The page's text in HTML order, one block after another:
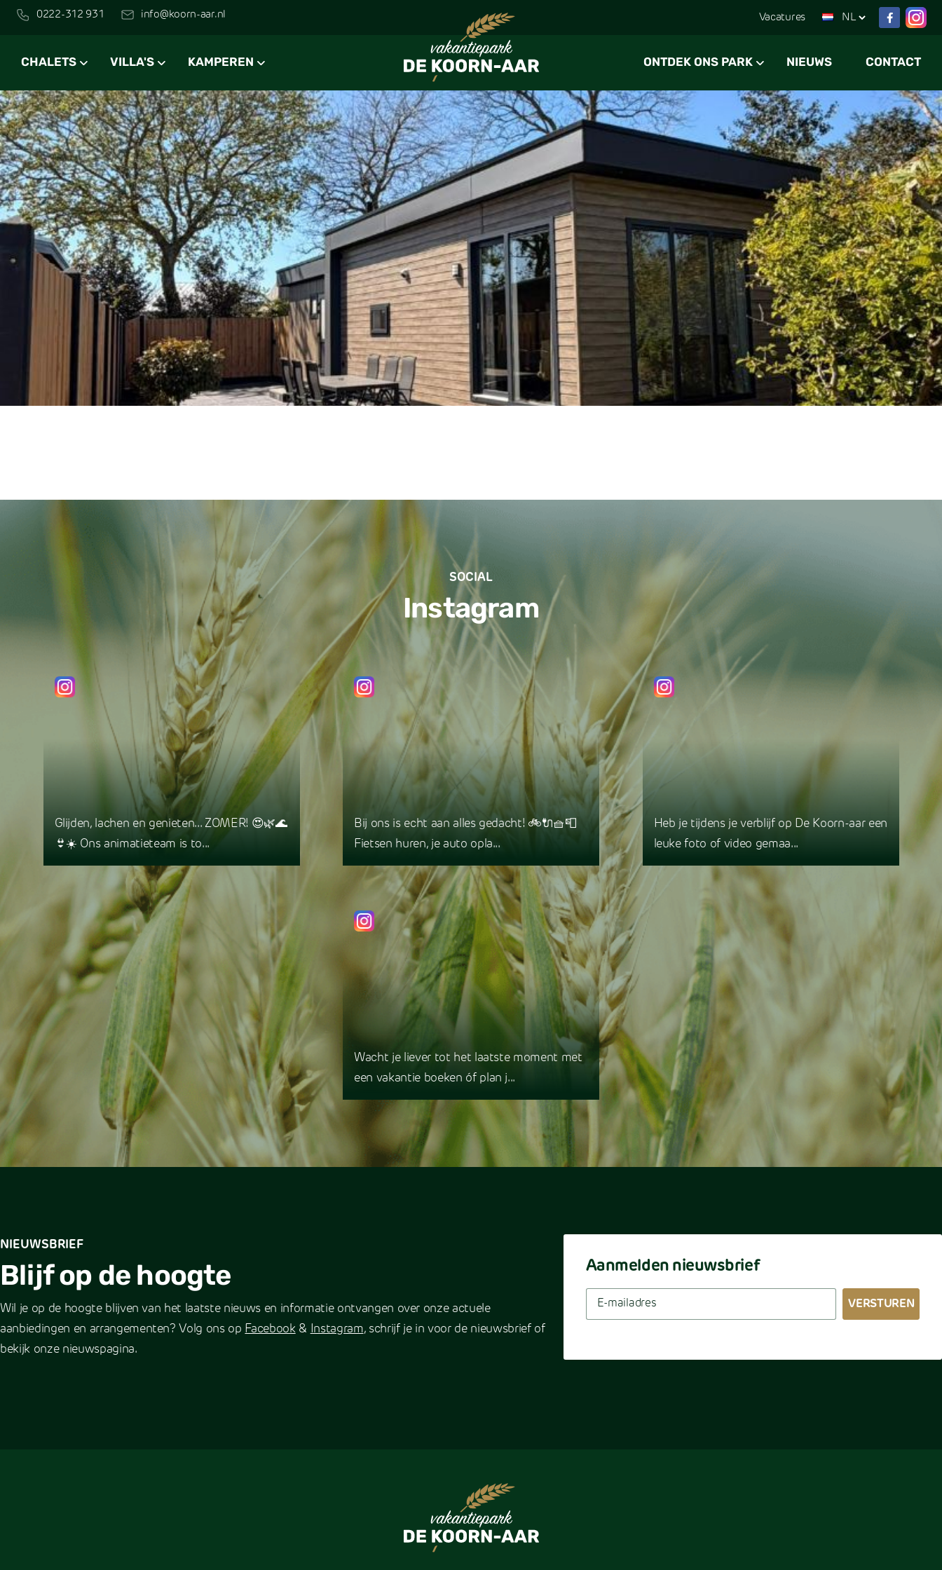
0222-312 931 info@koorn-aar.nl Vacatures
CHALETS VILLA'S KAMPEREN ONTDEK ONS PARK NIEUWS CONTACT
SOCIAL
Instagram
Glijden, lachen en genieten... ZOMER! 😍🌿🌊
👙☀️ Ons animatieteam is to...
Bij ons is echt aan alles gedacht! 🚲🔌🧺📮
Fietsen huren, je auto opla...
Heb je tijdens je verblijf op De Koorn-aar een
leuke foto of video gemaa...
Wacht je liever tot het laatste moment met
een vakantie boeken óf plan j...
NIEUWSBRIEF
Blijf op de hoogte
Wil je op de hoogte blijven van het laatste nieuws en informatie ontvangen over onze actuele
aanbiedingen en arrangementen? Volg ons op Facebook & Instagram, schrijf je in voor de nieuwsbrief of
bekijk onze nieuwspagina.
Aanmelden nieuwsbrief